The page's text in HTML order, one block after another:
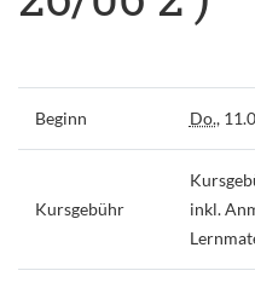
Beginn Do.,
Kursgebühr
inkl.